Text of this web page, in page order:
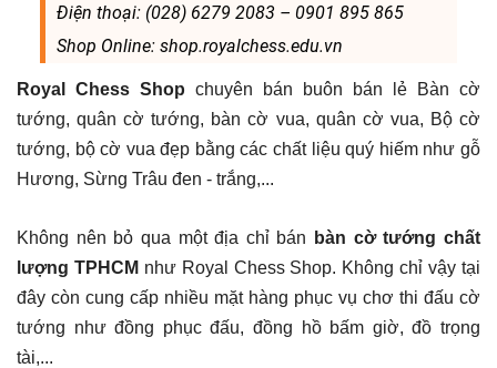
Điện thoại: (028) 6279 2083 – 0901 895 865
Shop Online: shop.royalchess.edu.vn
Royal Chess Shop chuyên bán buôn bán lẻ Bàn cờ
tướng, quân cờ tướng, bàn cờ vua, quân cờ vua, Bộ cờ
tướng, bộ cờ vua đẹp bằng các chất liệu quý hiếm như gỗ
Hương, Sừng Trâu đen - trắng,...
Không nên bỏ qua một địa chỉ bán bàn cờ tướng chất
lượng TPHCM như Royal Chess Shop. Không chỉ vậy tại
đây còn cung cấp nhiều mặt hàng phục vụ chơ thi đấu cờ
tướng như đồng phục đấu, đồng hồ bấm giờ, đồ trọng
tài,...